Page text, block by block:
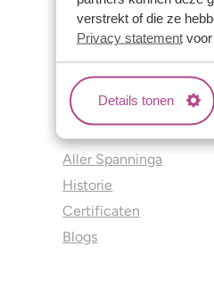
verstrekt of die ze
Privacy statementvoor
Details tonen
Over ons
Aller Spanninga
Historie
Certificaten
Blogs